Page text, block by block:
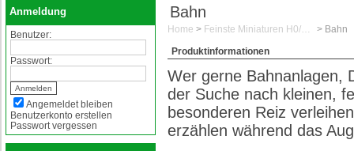
Anmeldung
Benutzer:
Passwort:
Angemeldet bleiben
Benutzerkonto erstellen
Passwort vergessen
Bahn
Home > Feinste Miniaturen H0/1:87 > Bahn
Produktinformationen
Wer gerne Bahnanlagen,
der Suche nach kleinen,
besonderen Reiz
erzählen während das